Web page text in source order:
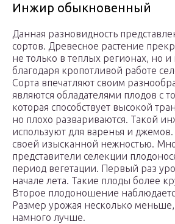
Инжир обыкновенный
Данная разновидность
сортов. Древесное растение
не только в теплых регионах, но и
благодаря кропотливой работе
Сорта впечатляют своим
являются обладателями плодов с
которая способствует высокой
но плохо развариваются. Такой
используют для варенья и
своей изысканной нежностью.
представители селекции
период вегетации. Первый раз
начале лета. Такие плоды более
Второе плодоношение
Размер урожая несколько меньше,
намного лучше.